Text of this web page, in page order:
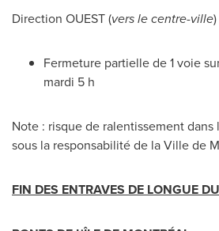
Direction OUEST (vers le centre-ville)
Fermeture partielle de 1 voie
mardi 5 h
Note : risque de ralentissement dans
sous la responsabilité de la Ville de
FIN DES ENTRAVES DE LONGUE